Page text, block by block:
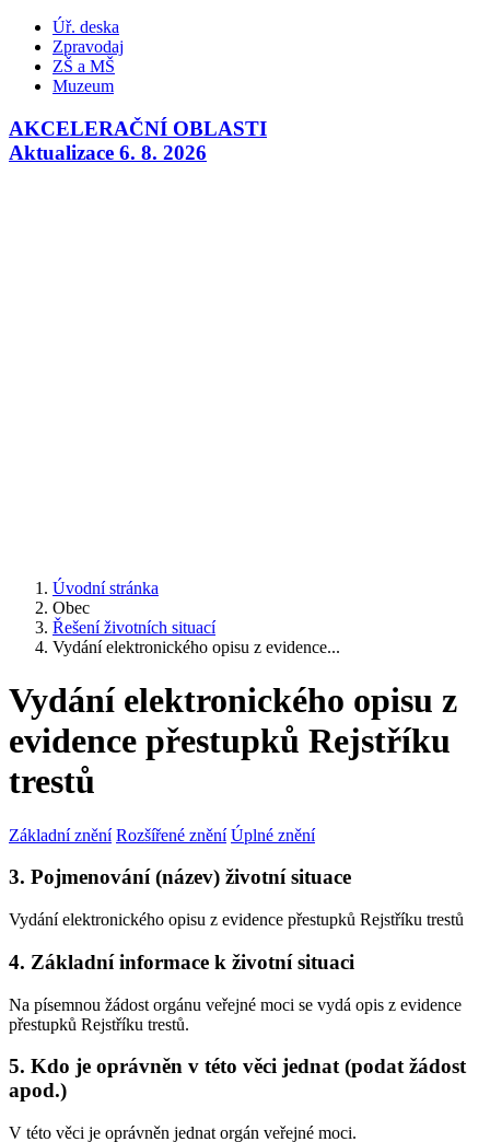
Úř. deska
Zpravodaj
ZŠ a MŠ
Muzeum
AKCELERAČNÍ OBLASTI
Aktualizace 6. 8. 2026
Úvodní stránka
Obec
Řešení životních situací
Vydání elektronického opisu z evidence...
Vydání elektronického opisu z
evidence přestupků Rejstříku
trestů
Základní znění Rozšířené znění Úplné znění
3. Pojmenování (název) životní situace
Vydání elektronického opisu z evidence přestupků Rejstříku trestů
4. Základní informace k životní situaci
Na písemnou žádost orgánu veřejné moci se vydá opis z evidence
přestupků Rejstříku trestů.
5. Kdo je oprávněn v této věci jednat (podat žádost
apod.)
V této věci je oprávněn jednat orgán veřejné moci.